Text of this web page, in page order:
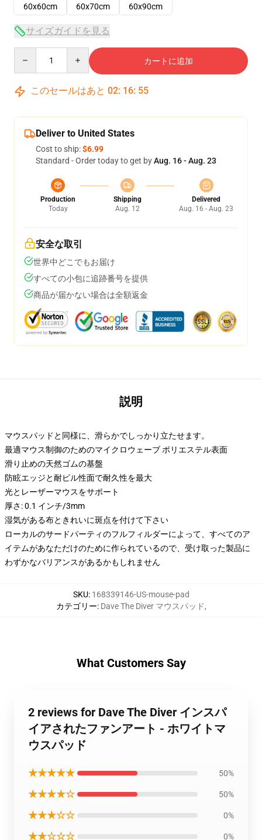
60x60cm
60x70cm 60x90cm
サイズガイドを見る
カートに追加
このセールはあと 02: 16: 54
Deliver to United States
Cost to ship:$6.99
Standard - Order today to get byAug. 16 - Aug. 23
Production
Today
Shipping
Aug. 12
Delivered
Aug. 16 - Aug. 23
安全な取引
世界中どこでもお届け
すべての小包に追跡番号を提供
商品が届かない場合は全額返金
説明
マウスパッドと同様に、滑らかでしっかり立たせます。
最適マウス制御のためのマイクロウェーブ ポリエステル表面
滑り止めの天然ゴムの基盤
防眩エッジと耐ピル性面で耐久性を最大
光とレーザーマウスをサポート
厚さ: 0.1 インチ/3mm
湿気がある布ときれいに斑点を付けて下さい
ローカルのサードパーティのフルフィルダーによって、すべてのア
イテムがあなただけのために作られているので、受け取った製品に
わずかなバリアンスがあるかもしれません
SKU: 168339146-US-mouse-pad
カテゴリー: Dave The Diver マウスパッド,
What Customers Say
2 reviews for Dave The Diver インスパ
イアされたファンアート - ホワイトマ
ウスパッド
★★★★★ 50%
★★★★☆ 50%
★★★☆☆ 0%
★★☆☆☆ 0%